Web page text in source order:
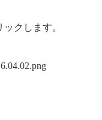
クします。